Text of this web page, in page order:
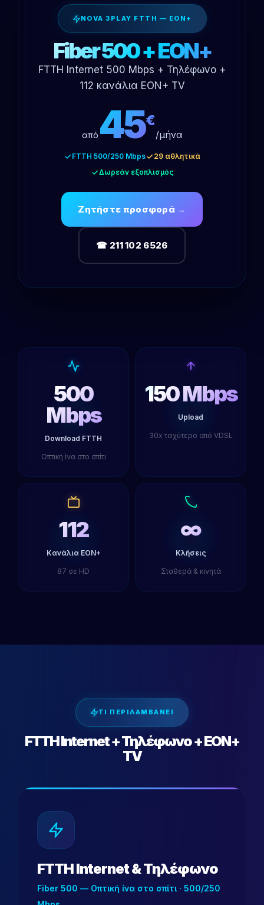
NOVA 3PLAY FTTH — EON+
Fiber 500 + EON+
FTTH Internet 500 Mbps + Τηλέφωνο +
112 κανάλια EON+ TV
από 45€
/μήνα
FTTH 500/250 Mbps
29 αθλητικά
Δωρεάν εξοπλισμός
Ζητήστε προσφορά →
☎ 211 102 6526
500
Mbps
Download FTTH
Οπτική ίνα στο σπίτι
150 Mbps
Upload
30x ταχύτερο από VDSL
112
Κανάλια EON+
87 σε HD
∞
Κλήσεις
Σταθερά & κινητά
ΤΙ ΠΕΡΙΛΑΜΒΑΝΕΙ
FTTH Internet + Τηλέφωνο + EON+
TV
FTTH Internet & Τηλέφωνο
Fiber 500 — Οπτική ίνα στο σπίτι · 500/250